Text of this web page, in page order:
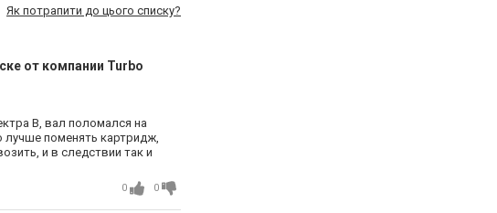
Як потрапити до цього списку?
от компании Turbo
В, вал поломался на
лучше поменять картридж,
и в следствии так и
0 0